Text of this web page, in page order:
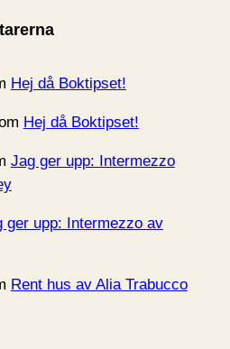
Hej då Boktipset!
Hej då Boktipset!
Jag ger upp: Intermezzo
ger upp: Intermezzo av
Rent hus av Alia Trabucco